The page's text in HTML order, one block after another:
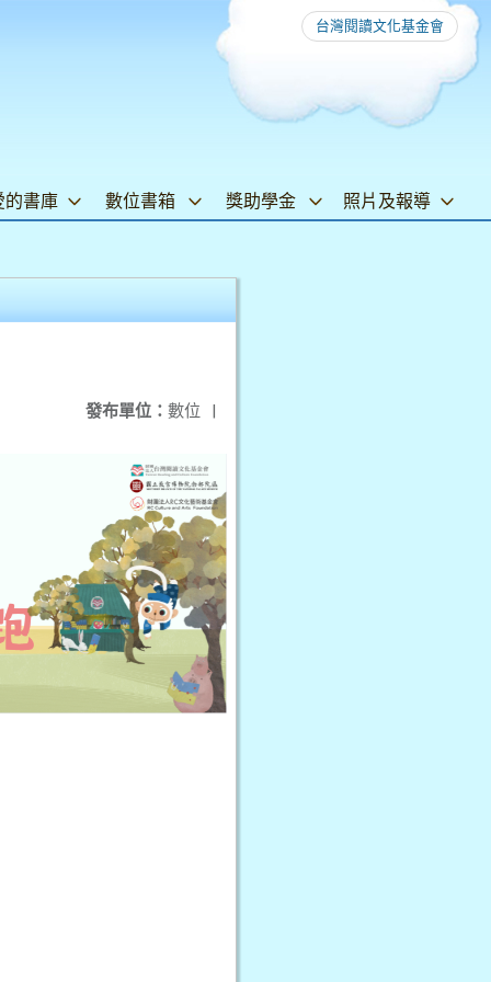
台灣閱讀文化基金會
的書庫 數位書箱 獎助學金 照片及報導
發布單位： 數位 |